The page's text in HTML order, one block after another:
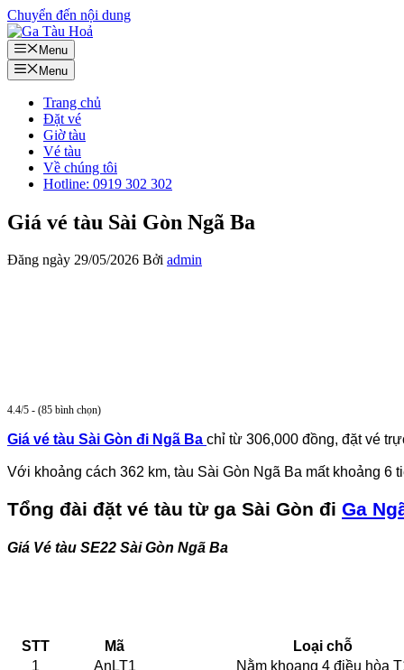
Chuyển đến nội dung
Menu
Menu
Trang chủ
Đặt vé
Giờ tàu
Vé tàu
Về chúng tôi
Hotline: 0919 302 302
Giá vé tàu Sài Gòn Ngã Ba
Đăng ngày 29/05/2026 Bởi admin
4.4/5 - (85 bình chọn)
Giá vé tàu Sài Gòn đi Ngã Ba chỉ từ 306,000 đồng, đặt vé
Với khoảng cách 362 km, tàu Sài Gòn Ngã Ba mất khoảng 6
Tổng đài đặt vé tàu từ ga Sài Gòn đi Ga
Giá Vé tàu SE22 Sài Gòn Ngã Ba
STT Mã Loại chỗ
1
AnLT1 Nằm khoang 4 điều hòa